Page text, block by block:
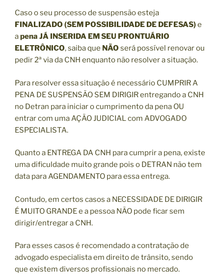
Caso o seu processo de suspensão esteja
FINALIZADO (SEM POSSIBILIDADE DE DEFESAS)e
apena JÁ INSERIDA EM SEU PRONTUÁRIO
ELETRÔNICO, saiba que NÃO será possível renovar ou
pedir 2ª via da CNH enquanto não resolver a situação.
Para resolver essa situação é necessário CUMPRIR A
PENA DE SUSPENSÃO SEM DIRIGIR entregando a CNH
no Detran para iniciar o cumprimento da pena OU
entrar com uma AÇÃO JUDICIAL com ADVOGADO
ESPECIALISTA.
Quanto a ENTREGA DA CNH para cumprir a pena, existe
uma dificuldade muito grande pois o DETRAN não tem
data para AGENDAMENTO para essa entrega.
Contudo, em certos casos a NECESSIDADE DE DIRIGIR
É MUITO GRANDE e a pessoa NÃO pode ficar sem
dirigir/entregar a CNH.
Para esses casos é recomendado a contratação de
advogado especialista em direito de trânsito, sendo
que existem diversos profissionais no mercado.